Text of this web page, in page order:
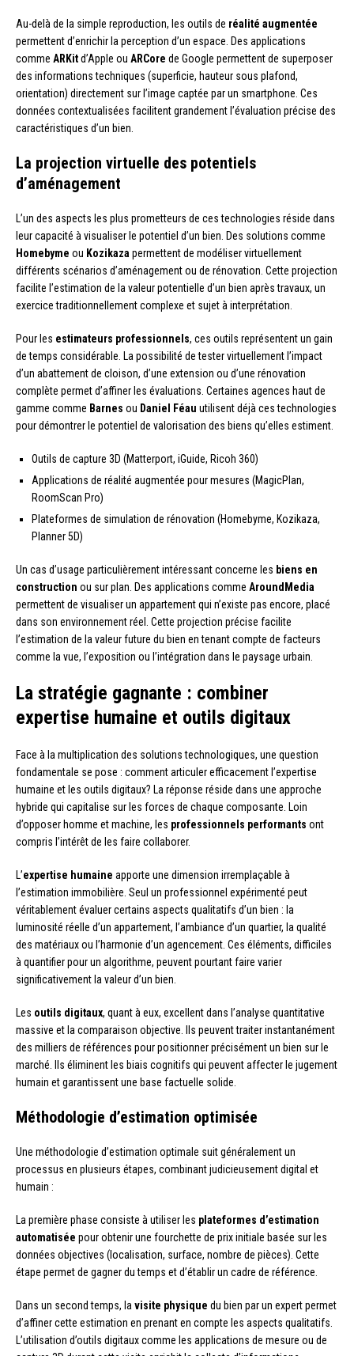
Au-delà de la simple reproduction, les outils de réalité augmentée
permettent d’enrichir la perception d’un espace. Des applications
comme ARKitd’Apple ou ARCore de Google permettent de superposer
des informations techniques (superficie, hauteur sous plafond,
orientation) directement sur l’image captée par un smartphone. Ces
données contextualisées facilitent grandement l’évaluation précise des
caractéristiques d’un bien.
La projection virtuelle des potentiels
d’aménagement
L’un des aspects les plus prometteurs de ces technologies réside dans
leur capacité à visualiser le potentiel d’un bien. Des solutions comme
Homebyme ou Kozikaza permettent de modéliser virtuellement
différents scénarios d’aménagement ou de rénovation. Cette projection
facilite l’estimation de la valeur potentielle d’un bien après travaux, un
exercice traditionnellement complexe et sujet à interprétation.
Pour les estimateurs professionnels, ces outils représentent un gain
de temps considérable. La possibilité de tester virtuellement l’impact
d’un abattement de cloison, d’une extension ou d’une rénovation
complète permet d’affiner les évaluations. Certaines agences haut de
gamme comme Barnes ou Daniel Féau utilisent déjà ces technologies
pour démontrer le potentiel de valorisation des biens qu’elles estiment.
Outils de capture 3D (Matterport, iGuide, Ricoh 360)
Applications de réalité augmentée pour mesures (MagicPlan,
RoomScan Pro)
Plateformes de simulation de rénovation (Homebyme, Kozikaza,
Planner 5D)
Un cas d’usage particulièrement intéressant concerne les biens en
construction ou sur plan. Des applications comme AroundMedia
permettent de visualiser un appartement qui n’existe pas encore, placé
dans son environnement réel. Cette projection précise facilite
l’estimation de la valeur future du bien en tenant compte de facteurs
comme la vue, l’exposition ou l’intégration dans le paysage urbain.
La stratégie gagnante : combiner
expertise humaine et outils digitaux
Face à la multiplication des solutions technologiques, une question
fondamentale se pose : comment articuler efficacement l’expertise
humaine et les outils digitaux? La réponse réside dans une approche
hybride qui capitalise sur les forces de chaque composante. Loin
d’opposer homme et machine, les professionnels performants ont
compris l’intérêt de les faire collaborer.
L’expertise humaine apporte une dimension irremplaçable à
l’estimation immobilière. Seul un professionnel expérimenté peut
véritablement évaluer certains aspects qualitatifs d’un bien : la
luminosité réelle d’un appartement, l’ambiance d’un quartier, la qualité
des matériaux ou l’harmonie d’un agencement. Ces éléments, difficiles
à quantifier pour un algorithme, peuvent pourtant faire varier
significativement la valeur d’un bien.
Les outils digitaux, quant à eux, excellent dans l’analyse quantitative
massive et la comparaison objective. Ils peuvent traiter instantanément
des milliers de références pour positionner précisément un bien sur le
marché. Ils éliminent les biais cognitifs qui peuvent affecter le jugement
humain et garantissent une base factuelle solide.
Méthodologie d’estimation optimisée
Une méthodologie d’estimation optimale suit généralement un
processus en plusieurs étapes, combinant judicieusement digital et
humain :
La première phase consiste à utiliser les plateformes d’estimation
automatisée pour obtenir une fourchette de prix initiale basée sur les
données objectives (localisation, surface, nombre de pièces). Cette
étape permet de gagner du temps et d’établir un cadre de référence.
Dans un second temps, lavisite physique du bien par un expert permet
d’affiner cette estimation en prenant en compte les aspects qualitatifs.
L’utilisation d’outils digitaux comme les applications de mesure ou de